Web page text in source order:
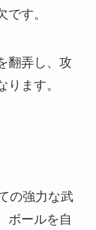
す。
翻弄し、攻
ます。
の強力な武
ボールを自